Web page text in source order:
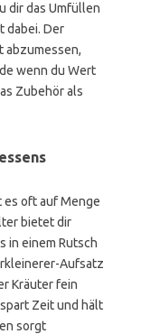
dir das Umfüllen
dabei. Der
abzumessen,
wenn du Wert
Zubehör als
es oft auf Menge
bietet dir
in einem Rutsch
Aufsatz
Kräuter fein
Zeit und hält
sorgt